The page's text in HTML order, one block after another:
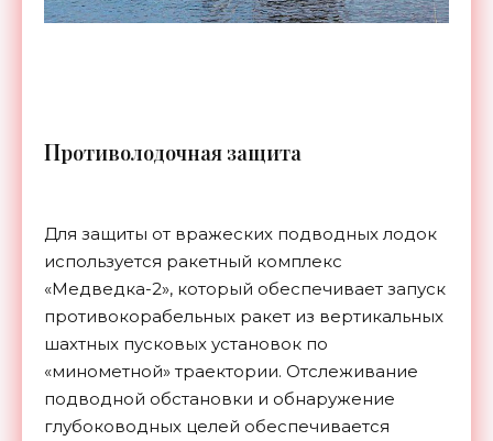
Противолодочная защита
Для защиты от вражеских подводных лодок
используется ракетный комплекс
«Медведка-2», который обеспечивает запуск
противокорабельных ракет из вертикальных
шахтных пусковых установок по
«минометной» траектории. Отслеживание
подводной обстановки и обнаружение
глубоководных целей обеспечивается